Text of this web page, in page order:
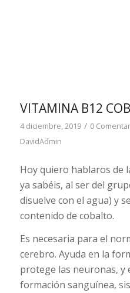
VITAMINA B12
4 diciembre, 2019 / 0
DavidAdmin
Hoy quiero hablaros de
ya sabéis, al ser del
disuelve con el agua) y
contenido de cobalto.
Es necesaria para el
cerebro. Ayuda en la
protege las neuronas, y
formación sanguínea,